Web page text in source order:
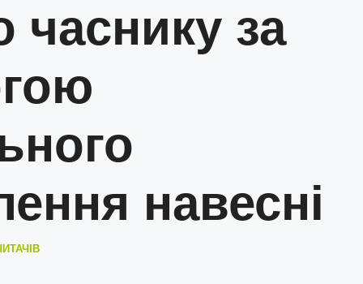
часнику за
навесні